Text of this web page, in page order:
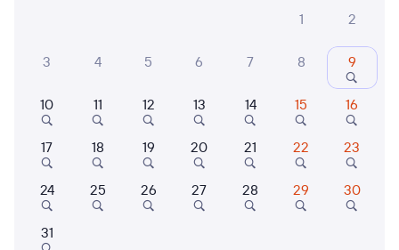
Куда
Когда
Кто едет
Найти поезда
1
2
3 4 5 6 7 8 9
10 11 12 13 14 15 16
17 18 19 20 21 22 23
24 25 26 27 28 29 30
31